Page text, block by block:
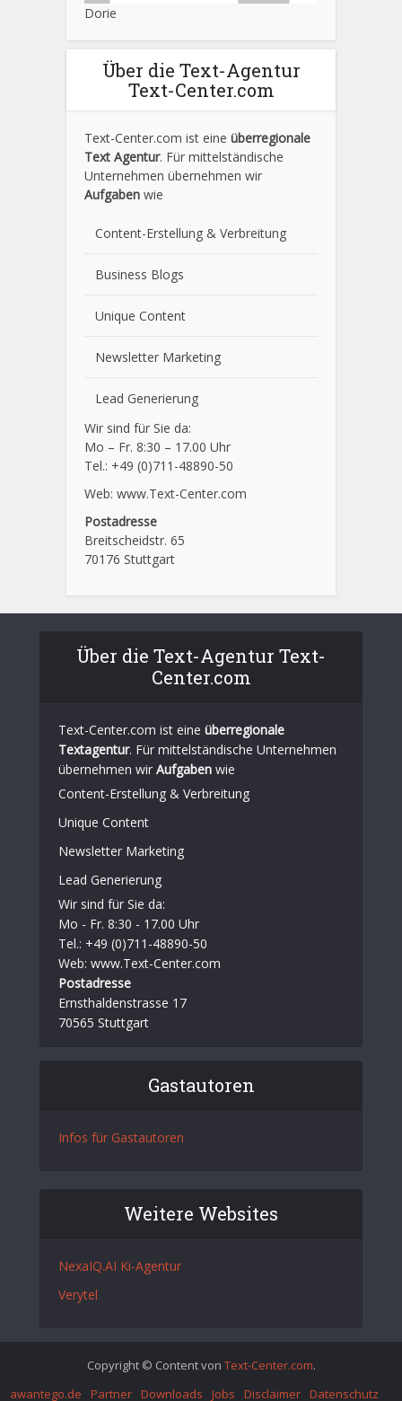
Dorie
Über die Text-Agentur
Text-Center.com
Text-Center.com ist eine überregionale
Text Agentur. Für mittelständische
Unternehmen übernehmen wir
Aufgaben wie
Content-Erstellung & Verbreitung
Business Blogs
Unique Content
Newsletter Marketing
Lead Generierung
Wir sind für Sie da:
Mo – Fr. 8:30 – 17.00 Uhr
Tel.: +49 (0)711-48890-50
Web: www.Text-Center.com
Postadresse
Breitscheidstr. 65
70176 Stuttgart
Über die Text-Agentur Text-
Center.com
Text-Center.com ist eine überregionale
Textagentur. Für mittelständische Unternehmen
übernehmen wir Aufgaben wie
Content-Erstellung & Verbreitung
Unique Content
Newsletter Marketing
Lead Generierung
Wir sind für Sie da:
Mo - Fr. 8:30 - 17.00 Uhr
Tel.: +49 (0)711-48890-50
Web: www.Text-Center.com
Postadresse
Ernsthaldenstrasse 17
70565 Stuttgart
Gastautoren
Infos für Gastautoren
Weitere Websites
NexaIQ.AI Ki-Agentur
Verytel
Copyright © Content von Text-Center.com.
awantego.de
Partner Downloads Jobs Disclaimer Datenschutz